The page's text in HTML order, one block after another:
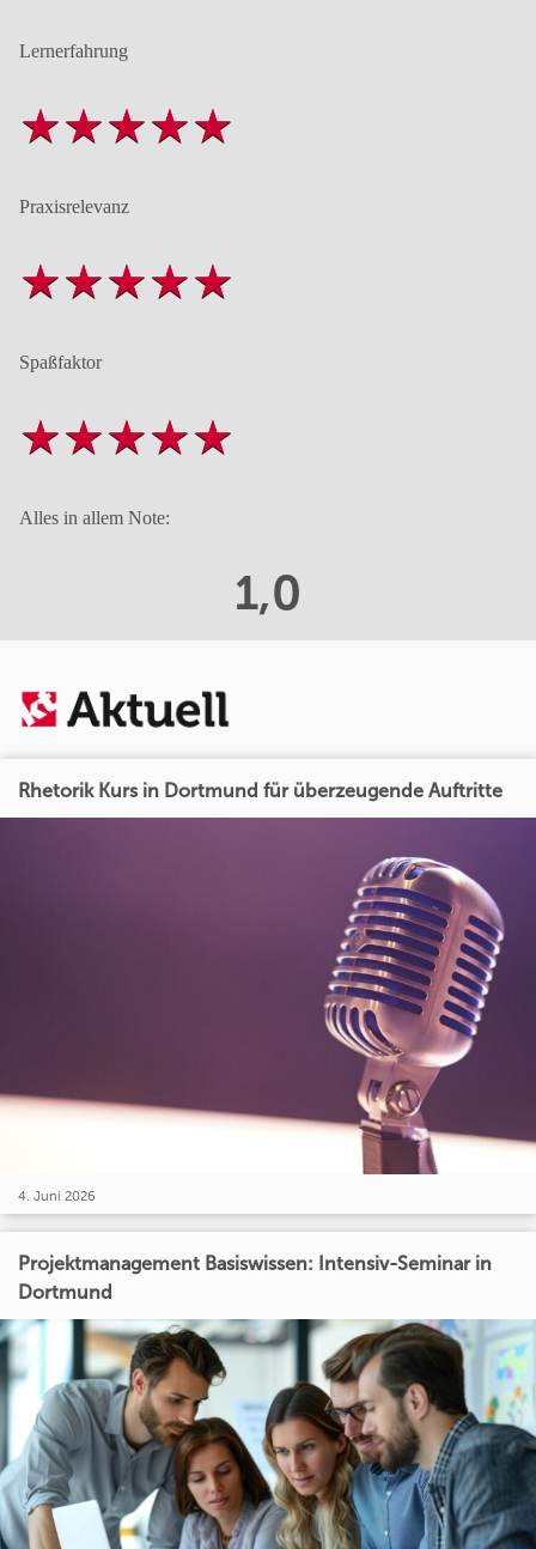
Lernerfahrung
Praxisrelevanz
Spaßfaktor
Alles in allem Note:
1,0
Rhetorik Kurs in Dortmund für überzeugende Auftritte
4. Juni 2026
Projektmanagement Basiswissen: Intensiv-Seminar in
Dortmund